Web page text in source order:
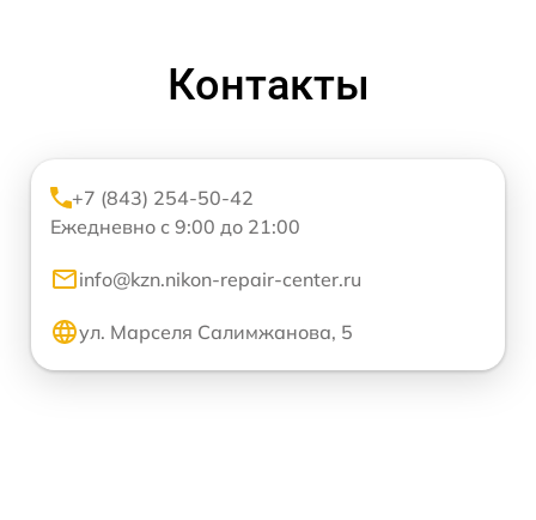
Контакты
+7 (843) 254-50-42
Ежедневно с 9:00 до 21:00
info@kzn.nikon-repair-center.ru
ул. Марселя Салимжанова, 5